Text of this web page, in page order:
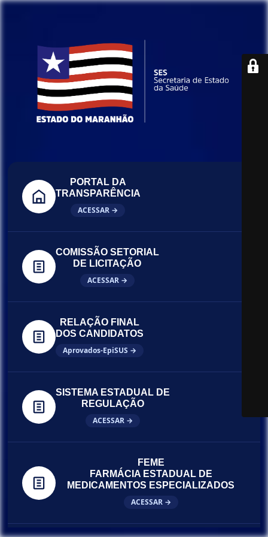
PORTAL DA
TRANSPARÊNCIA
ACESSAR →
COMISSÃO SETORIAL
DE LICITAÇÃO
ACESSAR →
RELAÇÃO FINAL
DOS CANDIDATOS
Aprovados-EpiSUS →
SISTEMA ESTADUAL DE
REGULAÇÃO
ACESSAR →
FEME
FARMÁCIA ESTADUAL DE
MEDICAMENTOS ESPECIALIZADOS
ACESSAR →